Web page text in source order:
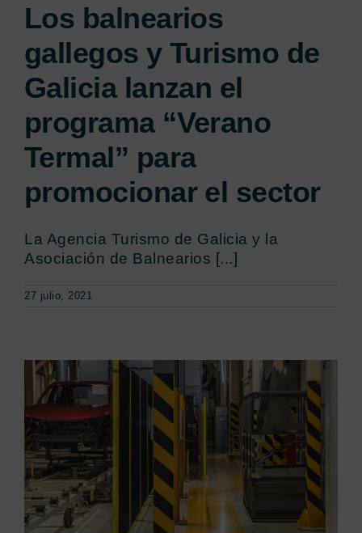
Los balnearios
gallegos y Turismo de
Galicia lanzan el
programa “Verano
Termal” para
promocionar el sector
La Agencia Turismo de Galicia y la
Asociación de Balnearios [...]
27 julio, 2021